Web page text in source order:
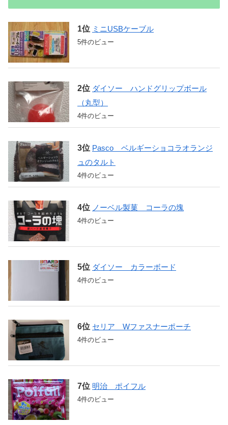
ミニUSBケーブル
5件のビュー
ダイソー ハンドグリップボール
（丸型）
4件のビュー
Pasco ベルギーショコラオランジ
ュのタルト
4件のビュー
ノーベル製菓 コーラの塊
4件のビュー
ダイソー カラーボード
4件のビュー
セリア Wファスナーポーチ
4件のビュー
明治 ポイフル
4件のビュー